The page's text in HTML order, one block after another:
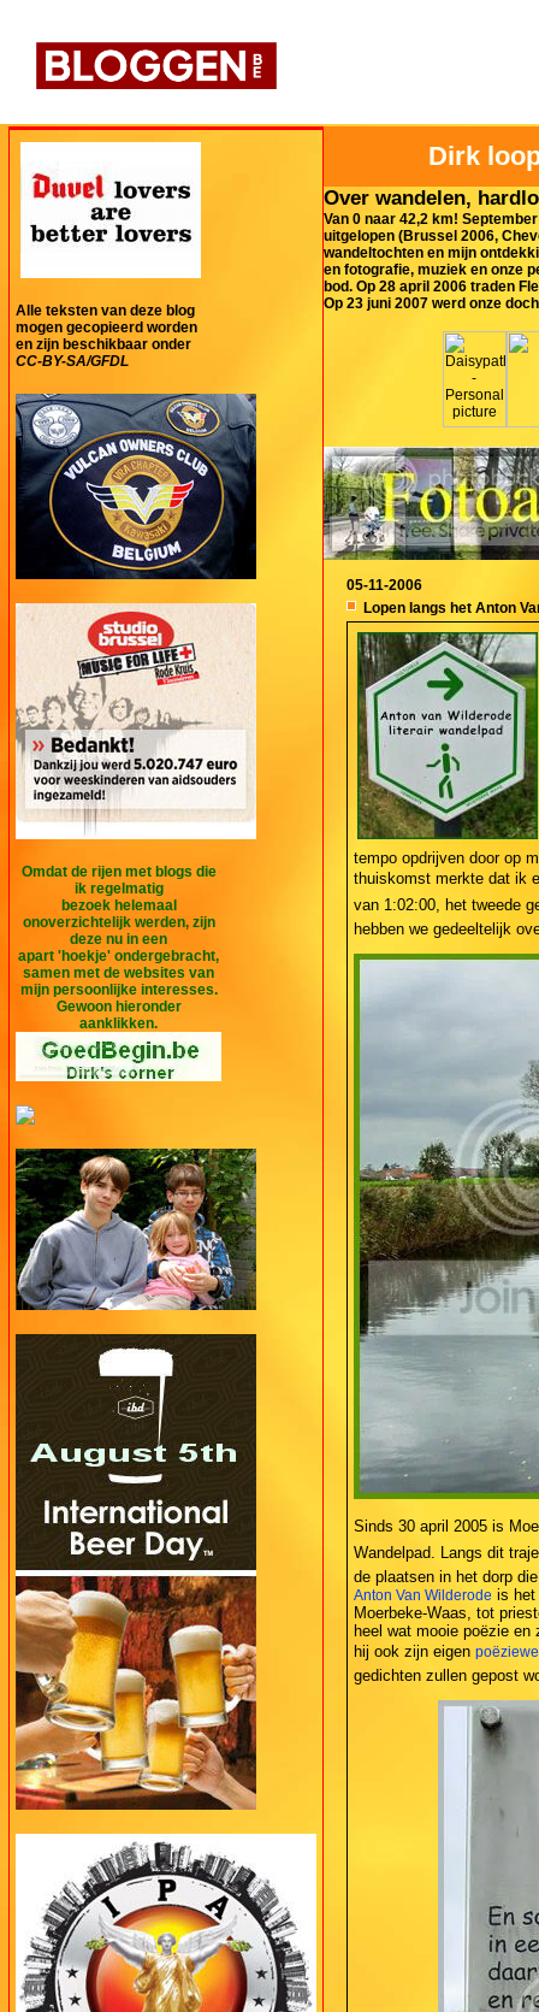
Alle teksten van deze blog
mogen gecopieerd worden
en zijn beschikbaar onder
CC-BY-SA/GFDL
Omdat de rijen met blogs die
ik regelmatig
bezoek helemaal
onoverzichtelijk werden, zijn
deze nu in een
apart 'hoekje' ondergebracht,
samen met de websites van
mijn persoonlijke interesses.
Gewoon hieronder
aanklikken.
Dirk
Over wandelen,
Van 0 naar 42,2 km!
uitgelopen (Brussel 2006,
wandeltochten en mijn
en fotografie, muziek en onze
bod. Op 28 april 2006 traden
Op 23 juni 2007 werd onze
05-11-2006
Lopen langs het Anton
tempo opdrijven door op
thuiskomst merkte dat ik
van 1:02:00, het tweede
hebben we gedeeltelijk
Sinds 30 april 2005 is
Wandelpad. Langs dit
de plaatsen in het dorp
Anton Van Wilderode is het
Moerbeke-Waas, tot
heel wat mooie poëzie en
hij ook zijn eigen
gedichten zullen gepost